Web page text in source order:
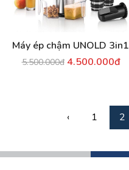
Máy ép chậm UNOLD 3in1
5.500.000đ 4.500.000đ
‹ 1 2